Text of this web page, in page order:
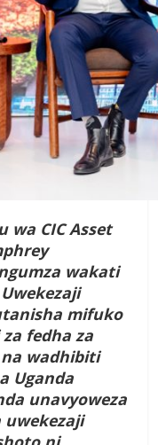
CIC Asset
wakati
mifuko
fedha za
wadhibiti
Uganda
unavyoweza